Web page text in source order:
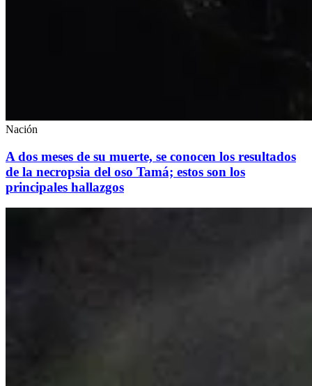
Nación
A dos meses de su muerte, se conocen los resultados
de la necropsia del oso Tamá; estos son los
principales hallazgos